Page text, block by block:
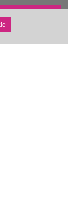
объявление